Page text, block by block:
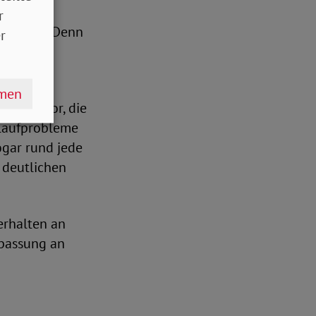
Denn
hervor, die
rund jede
an
an